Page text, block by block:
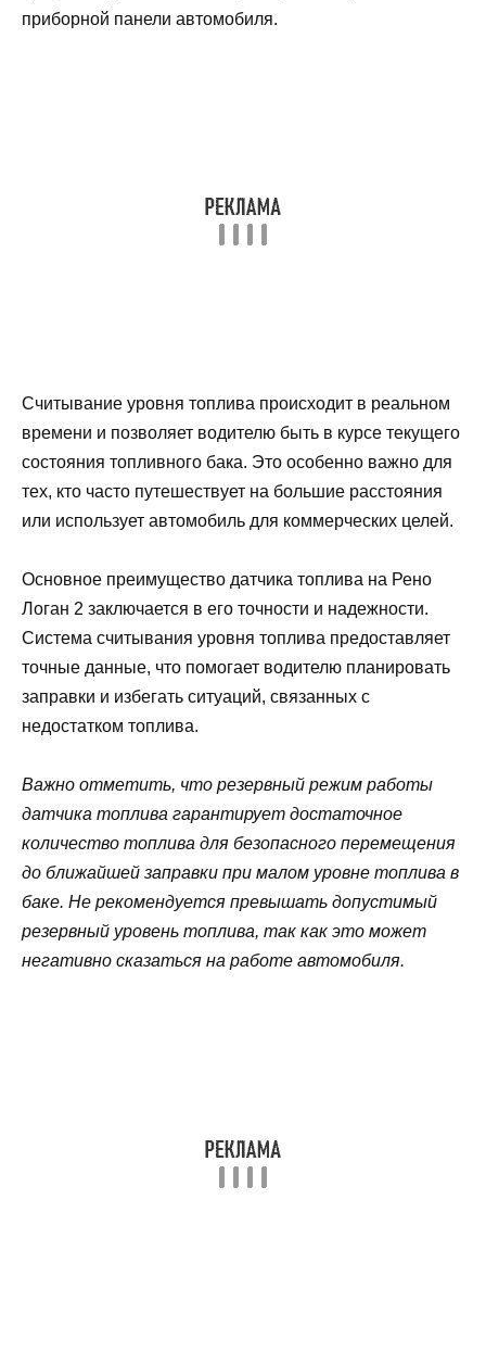
приборной панели автомобиля.
Считывание уровня топлива происходит в реальном
времени и позволяет водителю быть в курсе текущего
состояния топливного бака. Это особенно важно для
тех, кто часто путешествует на большие расстояния
или использует автомобиль для коммерческих целей.
Основное преимущество датчика топлива на Рено
Логан 2 заключается в его точности и надежности.
Система считывания уровня топлива предоставляет
точные данные, что помогает водителю планировать
заправки и избегать ситуаций, связанных с
недостатком топлива.
Важно отметить, что резервный режим работы
датчика топлива гарантирует достаточное
количество топлива для безопасного перемещения
до ближайшей заправки при малом уровне топлива в
баке. Не рекомендуется превышать допустимый
резервный уровень топлива, так как это может
негативно сказаться на работе автомобиля.